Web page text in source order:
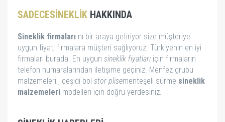
SADECESINEKLIK HAKKINDA
Sineklik firmaları nı bir araya getiriyor size müşteriye
uygun fiyat, firmalara müşteri sağlıyoruz. Türkiyenin en iyi
firmaları burada. En uygun sineklik fiyatları için firmaların
telefon numaralarından iletişime geçiniz. Menfez grubu
malzemeleri , çeşidi bol stor plisementeşeli sürme sineklik
malzemeleri modelleri için doğru yerdesiniz.